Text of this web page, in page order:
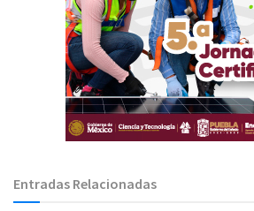
Entradas Relacionadas